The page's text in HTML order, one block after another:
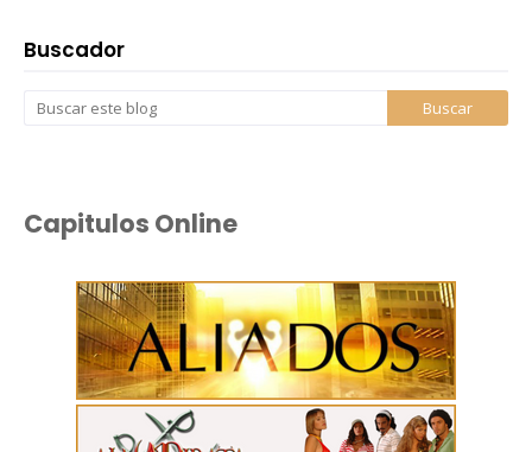
Buscador
Capitulos Online